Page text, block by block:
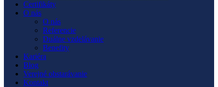
Certifikáty
O nás
O nás
Referencie
Duálne vzdelávanie
Benefity
Kariéra
Blog
Verejné obstarávanie
Kontakt